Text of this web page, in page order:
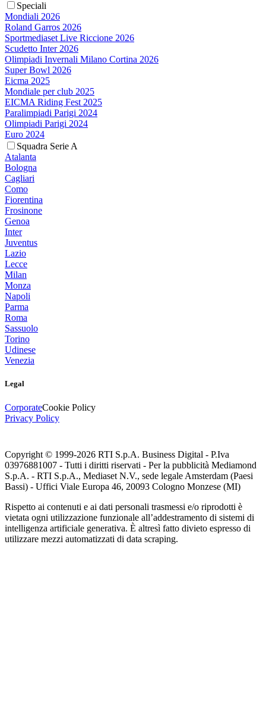
Speciali
Mondiali 2026
Roland Garros 2026
Sportmediaset Live Riccione 2026
Scudetto Inter 2026
Olimpiadi Invernali Milano Cortina 2026
Super Bowl 2026
Eicma 2025
Mondiale per club 2025
EICMA Riding Fest 2025
Paralimpiadi Parigi 2024
Olimpiadi Parigi 2024
Euro 2024
Squadra Serie A
Atalanta
Bologna
Cagliari
Como
Fiorentina
Frosinone
Genoa
Inter
Juventus
Lazio
Lecce
Milan
Monza
Napoli
Parma
Roma
Sassuolo
Torino
Udinese
Venezia
Legal
CorporateCookie Policy
Privacy Policy
Copyright © 1999-2026 RTI S.p.A. Business Digital - P.Iva
03976881007 - Tutti i diritti riservati - Per la pubblicità Mediamond
S.p.A. - RTI S.p.A., Mediaset N.V., sede legale Amsterdam (Paesi
Bassi) - Uffici Viale Europa 46, 20093 Cologno Monzese (MI)
Rispetto ai contenuti e ai dati personali trasmessi e/o riprodotti è
vietata ogni utilizzazione funzionale all’addestramento di sistemi di
intelligenza artificiale generativa. È altresì fatto divieto espresso di
utilizzare mezzi automatizzati di data scraping.